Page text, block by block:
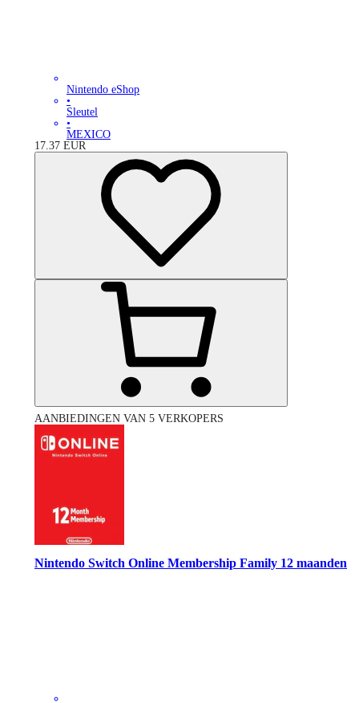
Nintendo eShop
•
Sleutel
•
MEXICO
17.37 EUR
AANBIEDINGEN VAN 5 VERKOPERS
Nintendo Switch Online Membership Family 12 maanden